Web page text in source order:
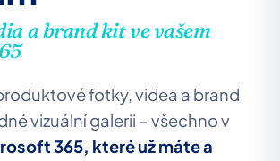
a brand kit ve vašem
fotky, videa a brand
vizuální galerii – všechno v
365, které už máte a